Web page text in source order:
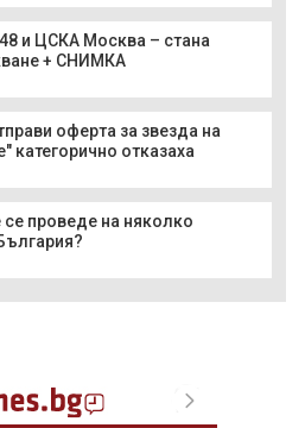
и ЦСКА Москва – стана
+ СНИМКА
оферта за звезда на
категорично отказаха
проведе на няколко